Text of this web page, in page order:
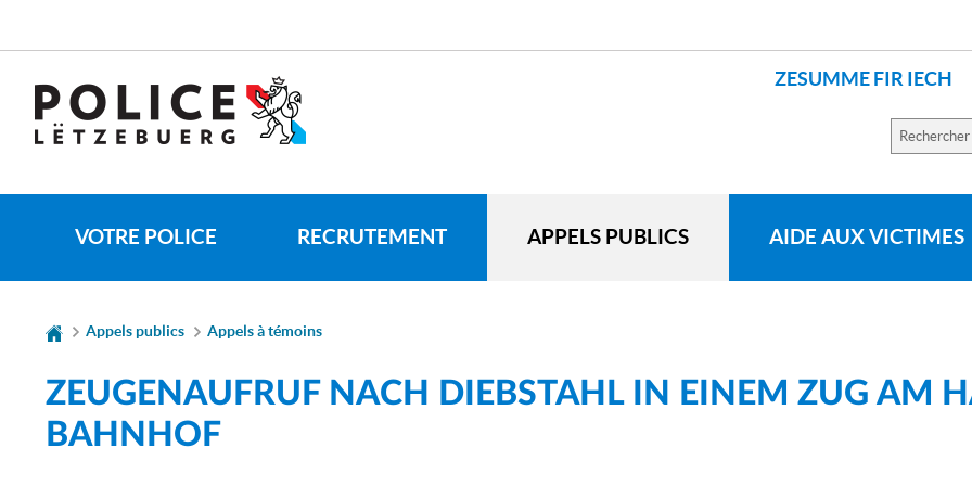
navigation
ZESUMME FIR IECH
DE
LANGUE
VOTRE POLICE RECRUTEMENT APPELS PUBLICS AIDE AUX VICTIMES
sur
site
Appels publics Appels à témoins
ZEUGENAUFRUF NACH DIEBSTAHL IN EINEM ZUG AM
BAHNHOF